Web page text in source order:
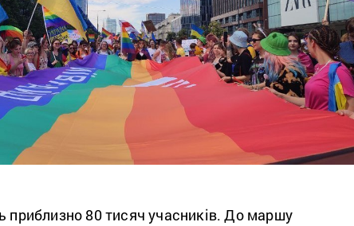
приблизно 80 тисяч учасників. До маршу